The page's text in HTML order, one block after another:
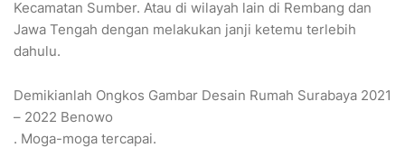
Kecamatan Sumber. Atau di wilayah lain di Rembang dan
Jawa Tengah dengan melakukan janji ketemu terlebih
dahulu.
Demikianlah Ongkos Gambar Desain Rumah Surabaya 2021
– 2022 Benowo
. Moga-moga tercapai.